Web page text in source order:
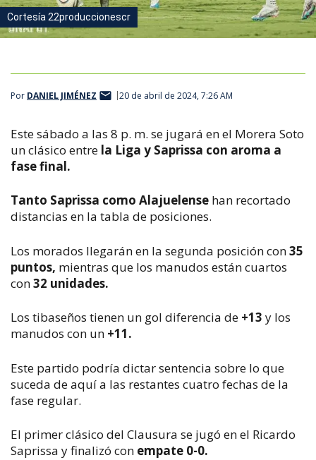
Cortesía 22produccionescr
Por DANIEL JIMÉNEZ 20 de abril de 2024, 7:26 AM
Este sábado a las 8 p. m. se jugará en el Morera Soto
un clásico entre la Liga y Saprissa con aroma a
fase final.
Tanto Saprissa como Alajuelense han recortado
distancias en la tabla de posiciones.
Los morados llegarán en la segunda posición con35
puntos, mientras que los manudos están cuartos
con32 unidades.
Los tibaseños tienen un gol diferencia de +13 y los
manudos con un +11.
Este partido podría dictar sentencia sobre lo que
suceda de aquí a las restantes cuatro fechas de la
fase regular.
El primer clásico del Clausura se jugó en el Ricardo
Saprissa y finalizó con empate 0-0.